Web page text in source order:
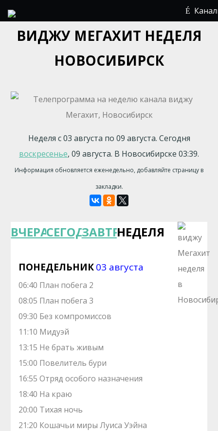
ВИДЖУ МЕГАХИТ НЕДЕЛЯ
НОВОСИБИРСК
Неделя с 03 августа по 09 августа. Сегодня
воскресенье, 09 августа. В Новосибирске 03:39.
Информация обновляется еженедельно, добавляйте страницу в
закладки.
ВЧЕРАСЕГОДНЯЗАВТРАНЕДЕЛЯ
ПОНЕДЕЛЬНИК03 августа
06:40 План побега 2
08:05 План побега 3
09:30 Без компромиссов
11:10 Мидуэй
13:15 Не брать живым
15:00 Повелитель бури
16:55 Отряд особого назначения
18:40 На краю
20:00 Тихая ночь
21:20 Кошачьи миры Луиса Уэйна